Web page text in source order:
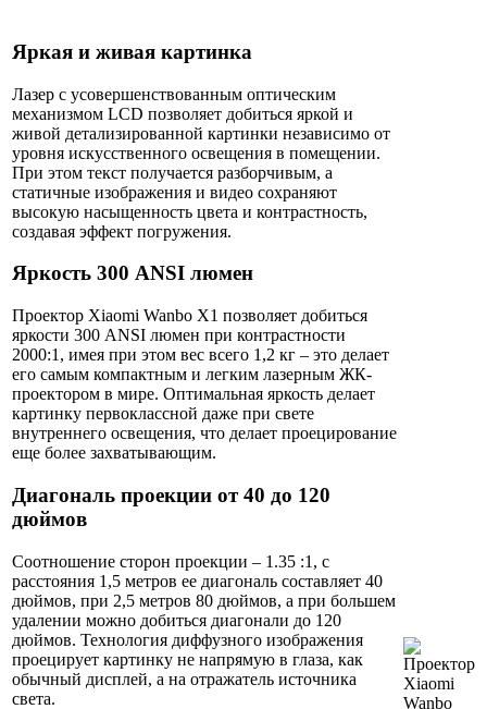
Яркая и живая картинка
Лазер с усовершенствованным оптическим
механизмом LCD позволяет добиться яркой и
живой детализированной картинки независимо от
уровня искусственного освещения в помещении.
При этом текст получается разборчивым, а
статичные изображения и видео сохраняют
высокую насыщенность цвета и контрастность,
создавая эффект погружения.
Яркость 300 ANSI люмен
Проектор Xiaomi Wanbo X1 позволяет добиться
яркости 300 ANSI люмен при контрастности
2000:1, имея при этом вес всего 1,2 кг – это делает
его самым компактным и легким лазерным ЖК-
проектором в мире. Оптимальная яркость делает
картинку первоклассной даже при свете
внутреннего освещения, что делает проецирование
еще более захватывающим.
Диагональ проекции от 40 до 120
дюймов
Соотношение сторон проекции – 1.35 :1, с
расстояния 1,5 метров ее диагональ составляет 40
дюймов, при 2,5 метров 80 дюймов, а при большем
удалении можно добиться диагонали до 120
дюймов. Технология диффузного изображения
проецирует картинку не напрямую в глаза, как
обычный дисплей, а на отражатель источника
света.